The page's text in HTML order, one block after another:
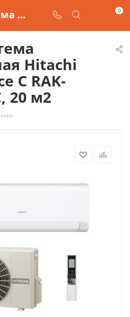
Сплит-система инверторная Hitachi Performance C RAK-18RPC/WPC, 20 м2 купить 0
Hitachi
C RAK-
20 м2